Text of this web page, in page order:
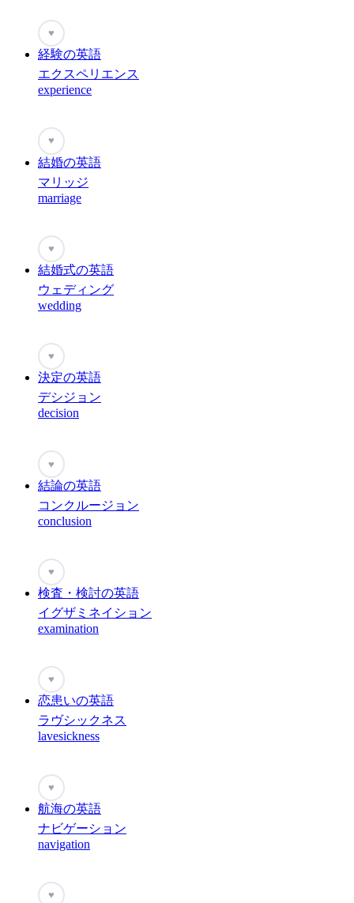
♥
経験の英語
エクスペリエンス
experience
♥
結婚の英語
マリッジ
marriage
♥
結婚式の英語
ウェディング
wedding
♥
決定の英語
デシジョン
decision
♥
結論の英語
コンクルージョン
conclusion
♥
検査・検討の英語
イグザミネイション
examination
♥
恋患いの英語
ラヴシックネス
lavesickness
♥
航海の英語
ナビゲーション
navigation
♥